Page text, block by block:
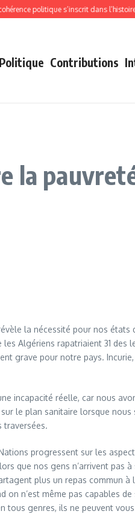
politique s’inscrit dans l’histoire
Politique Contributions
la
la nécessité pour nos
Algériens rapatriaient 31
grave pour notre pays.
incapacité réelle, car nous
le plan sanitaire lorsque
traversées.
progressent sur les
que nos gens n’arrivent pas
plus un repas commun
n’est même pas capables
tous genres, ils ne peuvent